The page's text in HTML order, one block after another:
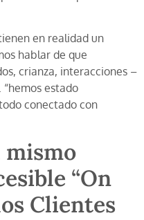
en realidad un
hablar de que
crianza, interacciones –
estado
conectado con
mismo
“On
Clientes